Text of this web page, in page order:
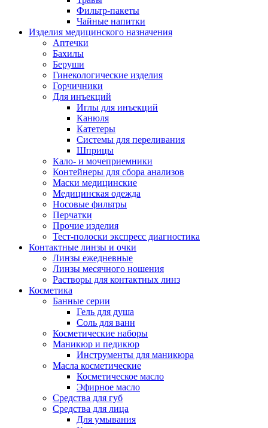
Фильтр-пакеты
Чайные напитки
Изделия медицинского назначения
Аптечки
Бахилы
Беруши
Гинекологические изделия
Горчичники
Для инъекций
Иглы для инъекций
Канюля
Катетеры
Системы для переливания
Шприцы
Кало- и мочеприемники
Контейнеры для сбора анализов
Маски медицинские
Медицинская одежда
Носовые фильтры
Перчатки
Прочие изделия
Тест-полоски экспресс диагностика
Контактные линзы и очки
Линзы ежедневные
Линзы месячного ношения
Растворы для контактных линз
Косметика
Банные серии
Гель для душа
Соль для ванн
Косметические наборы
Маникюр и педикюр
Инструменты для маникюра
Масла косметические
Косметическое масло
Эфирное масло
Средства для губ
Средства для лица
Для умывания